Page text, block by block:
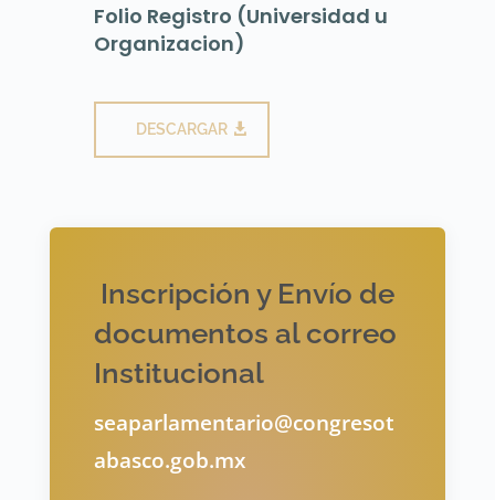
Folio Registro (Universidad u
Organizacion)
DESCARGAR
Inscripción y Envío de
documentos al correo
Institucional
seaparlamentario@congresot
abasco.gob.mx